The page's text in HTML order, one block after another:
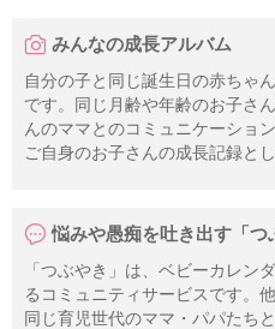
みんなの成長アルバム
自分の子と同じ誕生日の赤ちゃ
です。同じ月齢や年齢のお子さ
んのママとのコミュニケーショ
ご自身のお子さんの成長記録と
悩みや愚痴を吐き出す「つ
「つぶやき」は、ベビーカレン
るコミュニティサービスです。
同じ育児世代のママ・パパたち